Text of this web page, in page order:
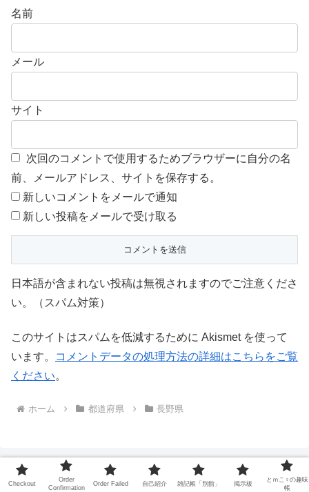
名前
メール
サイト
次回のコメントで使用するためブラウザーに自分の名
前、メールアドレス、サイトを保存する。
新しいコメントをメールで通知
新しい投稿をメールで受け取る
日本語が含まれない投稿は無視されますのでご注意くださ
い。（スパム対策）
このサイトはスパムを低減するために Akismet を使って
います。
コメントデータの処理方法の詳細はこちらをご覧
ください。
ホーム 都道府県 長野県
Checkout
Order
Confirmation
Order Failed 自己紹介 雑記帳「別館」 掲示板
とｍこ♀の趣味
帳